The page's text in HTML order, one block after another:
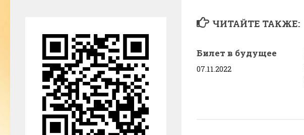
ЧИТАЙТЕ ТАКЖЕ:
Билет в будущее
07.11.2022